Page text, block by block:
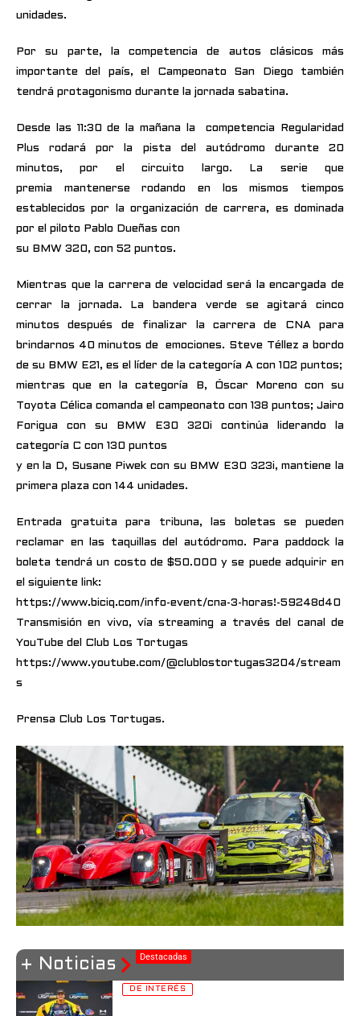
unidades.
Por su parte, la competencia de autos clásicos más
importante del país, el Campeonato San Diego también
tendrá protagonismo durante la jornada sabatina.
Desde las 11:30 de la mañana la competencia Regularidad
Plus rodará por la pista del autódromo durante 20
minutos, por el circuito largo. La serie que
premia mantenerse rodando en los mismos tiempos
establecidos por la organización de carrera, es dominada
por el piloto Pablo Dueñas con
su BMW 320, con 52 puntos.
Mientras que la carrera de velocidad será la encargada de
cerrar la jornada. La bandera verde se agitará cinco
minutos después de finalizar la carrera de CNA para
brindarnos 40 minutos de emociones. Steve Téllez a bordo
de su BMW E21, es el líder de la categoría A con 102 puntos;
mientras que en la categoría B, Óscar Moreno con su
Toyota Célica comanda el campeonato con 138 puntos; Jairo
Forigua con su BMW E30 320i continúa liderando la
categoría C con 130 puntos
y en la D, Susane Piwek con su BMW E30 323i, mantiene la
primera plaza con 144 unidades.
Entrada gratuita para tribuna, las boletas se pueden
reclamar en las taquillas del autódromo. Para paddock la
boleta tendrá un costo de $50.000 y se puede adquirir en
el siguiente link:
https://www.biciq.com/info-event/cna-3-horas!-59248d40
Transmisión en vivo, vía streaming a través del canal de
YouTube del Club Los Tortugas
https://www.youtube.com/@clublostortugas3204/stream
s
Prensa Club Los Tortugas.
+ Noticias Destacadas
DE INTERÉS